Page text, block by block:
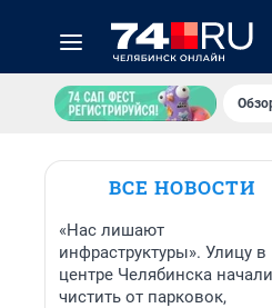
ВСЕ НОВОСТИ
«Нас лишают
инфраструктуры». Улицу в
центре Челябинска начали
чистить от парковок,